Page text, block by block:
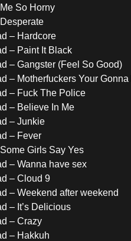
So Horny
– Hardcore
– Paint It Black
– Gangster (Feel So Good)
– Motherfuckers Your Gonna
– Fuck The Police
– Believe In Me
– Junkie
– Fever
Girls Say Yes
– Wanna have sex
– Cloud 9
– Weekend after weekend
– It’s Delicious
– Crazy
– Hakkuh